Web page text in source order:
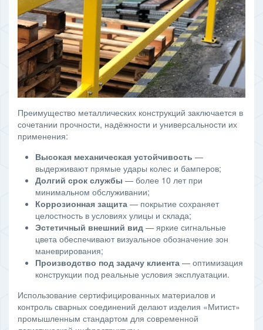
Преимущество металлических конструкций заключается в
сочетании прочности, надёжности и универсальности их
применения:
Высокая механическая устойчивость —
выдерживают прямые удары колес и бамперов;
Долгий срок службы — более 10 лет при
минимальном обслуживании;
Коррозионная защита — покрытие сохраняет
целостность в условиях улицы и склада;
Эстетичный внешний вид — яркие сигнальные
цвета обеспечивают визуальное обозначение зон
маневрирования;
Производство под задачу клиента — оптимизация
конструкции под реальные условия эксплуатации.
Использование сертифицированных материалов и
контроль сварных соединений делают изделия «Митист»
промышленным стандартом для современной